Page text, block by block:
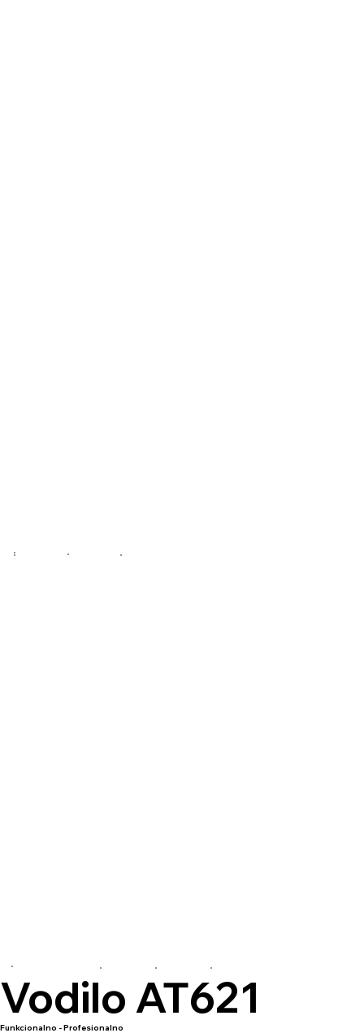
Vodilo AT621
Funkcionalno - Profesionalno